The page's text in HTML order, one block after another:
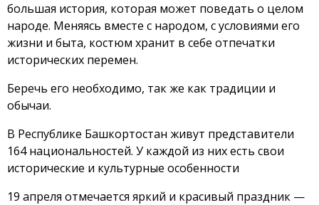
большая история, которая может поведать о целом
народе. Меняясь вместе с народом, с условиями его
жизни и быта, костюм хранит в себе отпечатки
исторических перемен.
Беречь его необходимо, так же как традиции и
обычаи.
В Республике Башкортостан живут представители
164 национальностей. У каждой из них есть свои
исторические и культурные особенности
19 апреля отмечается яркий и красивый праздник —